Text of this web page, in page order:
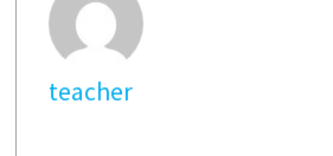
teacher